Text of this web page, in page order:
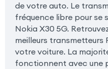
de votre auto. Le
fréquence libre pour se
Nokia X30 5G.
meilleurs transmetteurs
votre voiture. La
fonctionnent avec une